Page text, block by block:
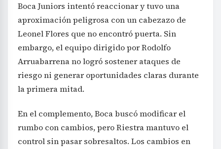
Boca Juniors intentó reaccionar y tuvo una
aproximación peligrosa con un cabezazo de
Leonel Flores que no encontró puerta. Sin
embargo, el equipo dirigido por Rodolfo
Arruabarrena no logró sostener ataques de
riesgo ni generar oportunidades claras durante
la primera mitad.
En el complemento, Boca buscó modificar el
rumbo con cambios, pero Riestra mantuvo el
control sin pasar sobresaltos. Los cambios en